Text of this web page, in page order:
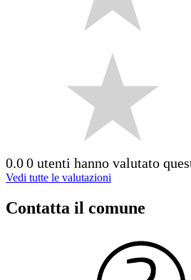
0.00 utenti hanno valutato
Vedi tutte le valutazioni
Contatta il comune